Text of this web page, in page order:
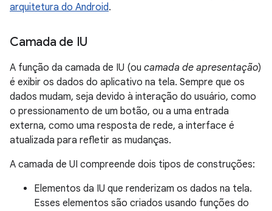
arquitetura do Android.
Camada de IU
A função da camada de IU (ou camada de apresentação)
é exibir os dados do aplicativo na tela. Sempre que os
dados mudam, seja devido à interação do usuário, como
o pressionamento de um botão, ou a uma entrada
externa, como uma resposta de rede, a interface é
atualizada para refletir as mudanças.
A camada de UI compreende dois tipos de construções:
Elementos da IU que renderizam os dados na tela.
Esses elementos são criados usando funções do